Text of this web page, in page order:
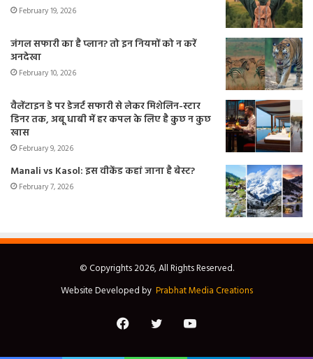
February 19, 2026
जंगल सफारी का है प्लान? तो इन नियमों को न करें
अनदेखा
February 10, 2026
वैलेंटाइन डे पर डेजर्ट सफारी से लेकर मिशेलिन-स्टार
डिनर तक, अबू धाबी में हर कपल के लिए है कुछ न कुछ
खास
February 9, 2026
Manali vs Kasol: इस वीकेंड कहां जाना है बेस्ट?
February 7, 2026
© Copyrights 2026, All Rights Reserved.
Website Developed by Prabhat Media Creations
FacebookTwitterYouTube